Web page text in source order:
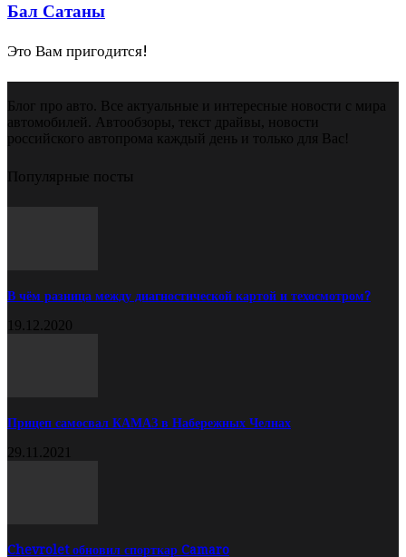
Бал Сатаны
Это Вам пригодится!
Блог про авто. Все актуальные и интересные новости с мира
автомобилей. Автообзоры, текст драйвы, новости
российского автопрома каждый день и только для Вас!
Популярные посты
В чём разница между диагностической картой и техосмотром?
19.12.2020
Прицеп самосвал КАМАЗ в Набережных Челнах
29.11.2021
Chevrolet обновил спорткар Camaro